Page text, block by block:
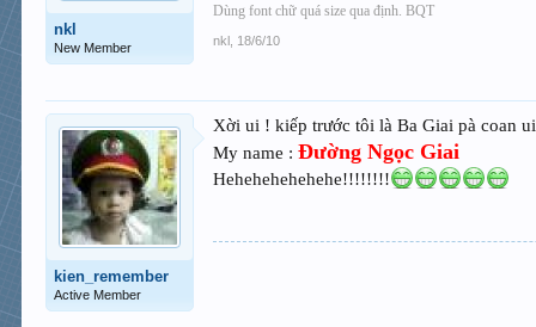
nkl
New Member
Dùng font chữ quá size qua định. BQT
nkl 18/6/10
kien_remember
Active Member
Xời ui ! kiếp trước tôi là Ba Giai pà coan
My name :Đường Ngọc Giai
Hehehehehehehe!!!!!!!!